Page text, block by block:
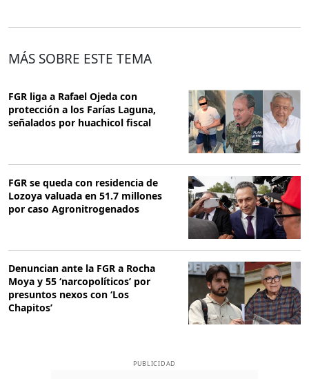
MÁS SOBRE ESTE TEMA
FGR liga a Rafael Ojeda con
protección a los Farías Laguna,
señalados por huachicol fiscal
FGR se queda con residencia de
Lozoya valuada en 51.7 millones
por caso Agronitrogenados
Denuncian ante la FGR a Rocha
Moya y 55 ‘narcopolíticos’ por
presuntos nexos con ‘Los
Chapitos’
PUBLICIDAD